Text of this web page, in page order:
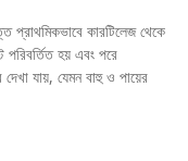
প্রাথমিকভাবে কারটিলেজ থেকে
হয় এবং পরে
যায়, যেমন বাহু ও পায়ের